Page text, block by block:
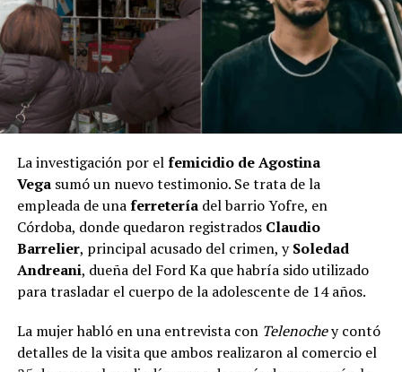
La investigación por elfemicidio de Agostina
Vegasumó un nuevo testimonio. Se trata de la
empleada de unaferretería del barrio Yofre, en
Córdoba, donde quedaron registradosClaudio
Barrelier, principal acusado del crimen, ySoledad
Andreani, dueña del Ford Ka que habría sido utilizado
para trasladar el cuerpo de la adolescente de 14 años.
La mujer habló en una entrevista con Telenochey contó
detalles de la visita que ambos realizaron al comercio el